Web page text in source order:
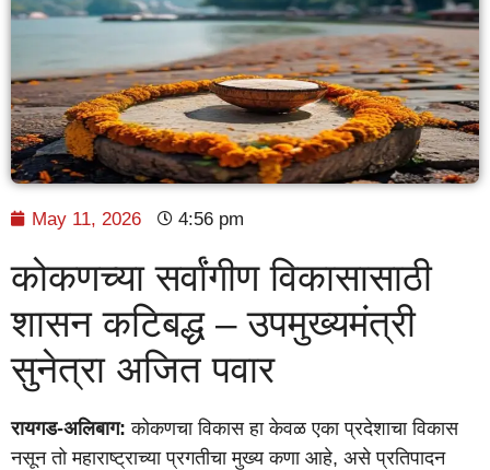
May 11, 2026 4:56 pm
कोकणच्या सर्वांगीण विकासासाठी
शासन कटिबद्ध – उपमुख्यमंत्री
सुनेत्रा अजित पवार
रायगड-अलिबाग: कोकणचा विकास हा केवळ एका प्रदेशाचा विकास
नसून तो महाराष्ट्राच्या प्रगतीचा मुख्य कणा आहे, असे प्रतिपादन